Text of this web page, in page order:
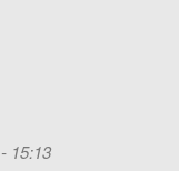
15:13